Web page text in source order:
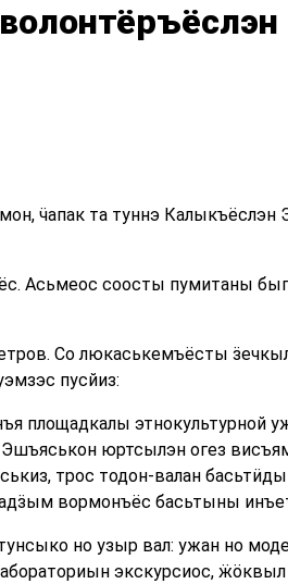
ӵапак та туннэ Калыкъёслэн
Асьмеос соосты пумитаны
Со люкаськемъёсты
пусйиз:
площадкалы этнокультурной
юртсылэн огез
трос тодон-валан басьтӥды
вормонъёс басьтыны
но узыр вал: ужан но
экскурсиос,